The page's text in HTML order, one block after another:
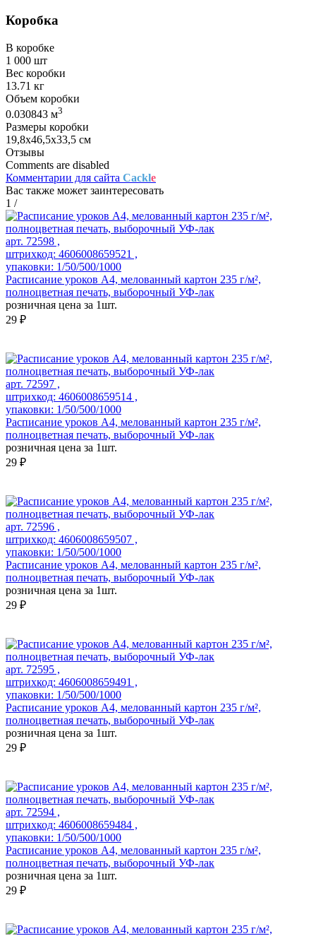
Коробка
В коробке
1 000 шт
Вес коробки
13.71 кг
Объем коробки
0.030843 м3
Размеры коробки
19,8х46,5х33,5 см
Отзывы
Comments are disabled
Комментарии для сайта Cackle
Вас также может заинтересовать
1 /
арт. 72598 ,
штрихкод: 4606008659521 ,
упаковки: 1/50/500/1000
Расписание уроков А4, мелованный картон 235 г/м²,
полноцветная печать, выборочный УФ-лак
розничная цена за 1шт.
29 ₽
арт. 72597 ,
штрихкод: 4606008659514 ,
упаковки: 1/50/500/1000
Расписание уроков А4, мелованный картон 235 г/м²,
полноцветная печать, выборочный УФ-лак
розничная цена за 1шт.
29 ₽
арт. 72596 ,
штрихкод: 4606008659507 ,
упаковки: 1/50/500/1000
Расписание уроков А4, мелованный картон 235 г/м²,
полноцветная печать, выборочный УФ-лак
розничная цена за 1шт.
29 ₽
арт. 72595 ,
штрихкод: 4606008659491 ,
упаковки: 1/50/500/1000
Расписание уроков А4, мелованный картон 235 г/м²,
полноцветная печать, выборочный УФ-лак
розничная цена за 1шт.
29 ₽
арт. 72594 ,
штрихкод: 4606008659484 ,
упаковки: 1/50/500/1000
Расписание уроков А4, мелованный картон 235 г/м²,
полноцветная печать, выборочный УФ-лак
розничная цена за 1шт.
29 ₽